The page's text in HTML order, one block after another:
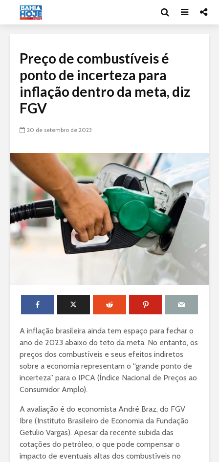
Preço de combustíveis é
ponto de incerteza para
inflação dentro da meta, diz
FGV
20 de setembro de 2023
A inflação brasileira ainda tem espaço para fechar o
ano de 2023 abaixo do teto da meta. No entanto, os
preços dos combustíveis e seus efeitos indiretos
sobre a economia representam o “grande ponto de
incerteza” para o IPCA (Índice Nacional de Preços ao
Consumidor Amplo).
A avaliação é do economista André Braz, do FGV
Ibre (Instituto Brasileiro de Economia da Fundação
Getulio Vargas). Apesar da recente subida das
cotações do petróleo, o que pode compensar o
impacto de eventuais altas dos combustíveis no